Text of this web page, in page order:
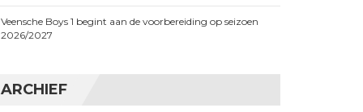
Veensche Boys 1 begint aan de voorbereiding op seizoen
2026/2027
ARCHIEF